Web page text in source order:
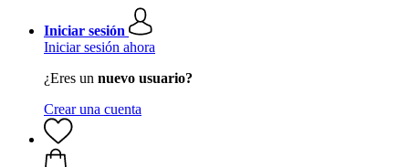
Iniciar sesión
Iniciar sesión ahora
¿Eres un nuevo usuario?
Crear una cuenta